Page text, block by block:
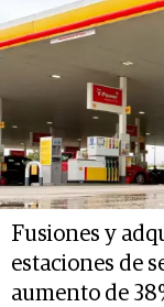
Fusiones y
estaciones de
aumento de